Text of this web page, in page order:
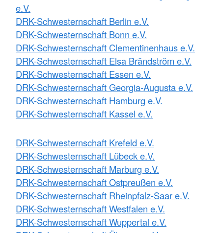
e.V.
DRK-Schwesternschaft Berlin e.V.
DRK-Schwesternschaft Bonn e.V.
DRK-Schwesternschaft Clementinenhaus e.V.
DRK-Schwesternschaft Elsa Brändström e.V.
DRK-Schwesternschaft Essen e.V.
DRK-Schwesternschaft Georgia-Augusta e.V.
DRK-Schwesternschaft Hamburg e.V.
DRK-Schwesternschaft Kassel e.V.
DRK-Schwesternschaft Krefeld e.V.
DRK-Schwesternschaft Lübeck e.V.
DRK-Schwesternschaft Marburg e.V.
DRK-Schwesternschaft Ostpreußen e.V.
DRK-Schwesternschaft Rheinpfalz-Saar e.V.
DRK-Schwesternschaft Westfalen e.V.
DRK-Schwesternschaft Wuppertal e.V.